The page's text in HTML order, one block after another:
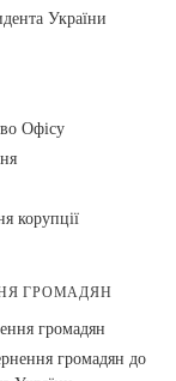
України
Офісу
корупції
ГРОМАДЯН
громадян
громадян до